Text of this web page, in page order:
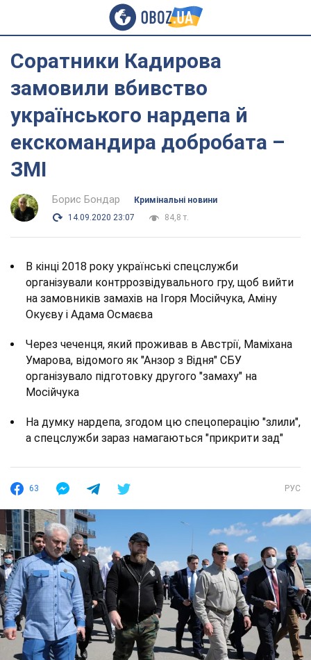
Соратники Кадирова
замовили вбивство
українського нардепа й
екскомандира добробата –
ЗМІ
Борис Бондар
Кримінальні новини
14.09.2020 23:07
84,8 т.
В кінці 2018 року українські спецслужби
організували контррозвідувального гру, щоб вийти
на замовників замахів на Ігоря Мосійчука, Аміну
Окуєву і Адама Осмаєва
Через чеченця, який проживав в Австрії, Маміхана
Умарова, відомого як "Анзор з Відня" СБУ
організувало підготовку другого "замаху" на
Мосійчука
На думку нардепа, згодом цю спецоперацію "злили",
а спецслужби зараз намагаються "прикрити зад"
63 РУС